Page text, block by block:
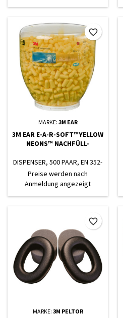
MARKE: 3M EAR
3M EAR E-A-R-SOFT™YELLOW
NEONS™ NACHFÜLL-
DISPENSER, 500 PAAR, EN 352-
2
Preise werden nach
Anmeldung angezeigt
favorite_border
MARKE: 3M PELTOR
favorite_border